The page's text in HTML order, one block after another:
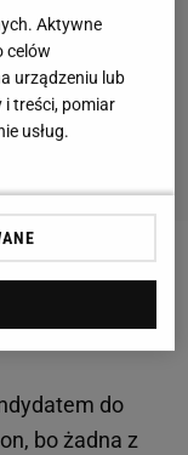
na Twitterze
i Colinem
do
bo żadna z
Aktywne
celów
urządzeniu lub
i treści, pomiar
usług.